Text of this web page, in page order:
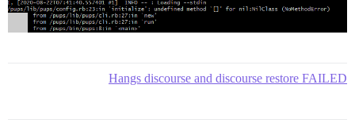
Hangs discourse and discourse restore FAILED